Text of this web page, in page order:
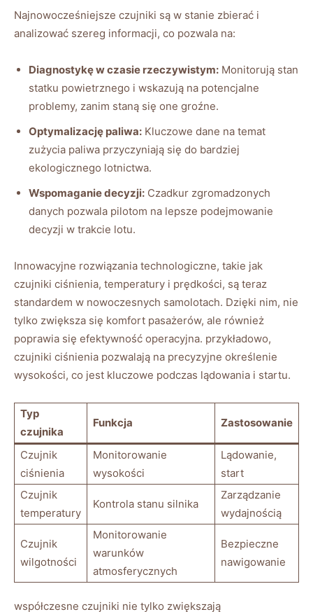
Najnowocześniejsze czujniki⁢ są w stanie zbierać i
analizować szereg informacji, co pozwala ⁢na:
Diagnostykę w czasie rzeczywistym: Monitorują stan
statku powietrznego ⁤i wskazują na potencjalne ​
problemy, zanim‌ staną się one groźne.
Optymalizację paliwa: Kluczowe dane na temat
zużycia paliwa przyczyniają się do‌ bardziej
ekologicznego lotnictwa.
Wspomaganie decyzji: Czadkur zgromadzonych
danych pozwala pilotom na lepsze podejmowanie
decyzji w​ trakcie lotu.
Innowacyjne rozwiązania technologiczne, takie jak
czujniki ciśnienia, ‌temperatury⁤ i prędkości, są teraz
standardem w‍ nowoczesnych samolotach. Dzięki ‍nim, nie
tylko zwiększa się komfort pasażerów, ale również
poprawia ‌się efektywność operacyjna. przykładowo,
czujniki ciśnienia pozwalają na precyzyjne określenie​
wysokości,‌ co jest kluczowe podczas lądowania i startu.
Typ
czujnika
Funkcja Zastosowanie
Czujnik
ciśnienia
Monitorowanie
wysokości
Lądowanie,
‍start
Czujnik
temperatury
Kontrola stanu silnika
Zarządzanie
wydajnością
Czujnik
wilgotności
Monitorowanie
warunków
atmosferycznych
Bezpieczne
nawigowanie
współczesne czujniki nie tylko zwiększają